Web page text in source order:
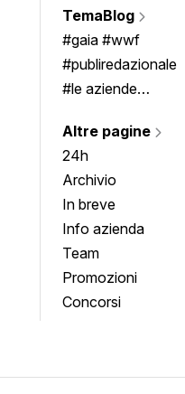
TemaBlog
#gaia #wwf
#publiredazionale
#le aziende
Altre pagine
24h
Archivio
In breve
Info azienda
Team
Promozioni
Concorsi